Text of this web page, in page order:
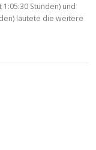
1:05:30 Stunden) und
lautete die weitere